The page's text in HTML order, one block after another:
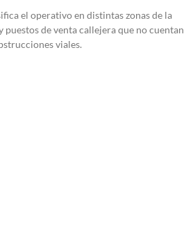
el operativo en distintas zonas de la
puestos de venta callejera que no cuentan
viales.